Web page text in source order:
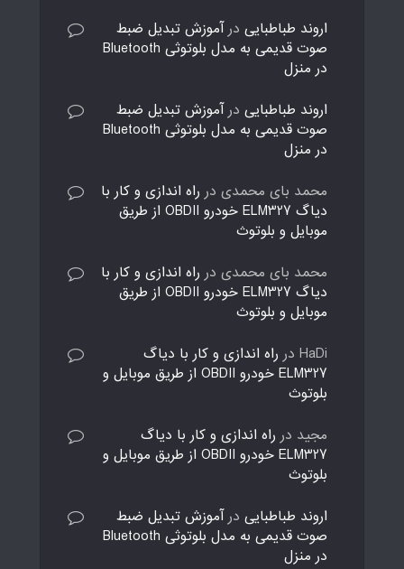
اروند طباطبایی درآموزش تبدیل ضبط
صوت قدیمی به مدل بلوتوثی Bluetooth
در منزل
اروند طباطبایی درآموزش تبدیل ضبط
صوت قدیمی به مدل بلوتوثی Bluetooth
در منزل
محمد بای محمدی در راه اندازی و کار با
دیاگ ELM327 خودرو OBDII از طریق
موبایل و بلوتوث
محمد بای محمدی در راه اندازی و کار با
دیاگ ELM327 خودرو OBDII از طریق
موبایل و بلوتوث
HaDi در راه اندازی و کار با دیاگ
ELM327 خودرو OBDII از طریق موبایل و
بلوتوث
مجید در راه اندازی و کار با دیاگ
ELM327 خودرو OBDII از طریق موبایل و
بلوتوث
اروند طباطبایی درآموزش تبدیل ضبط
صوت قدیمی به مدل بلوتوثی Bluetooth
در منزل